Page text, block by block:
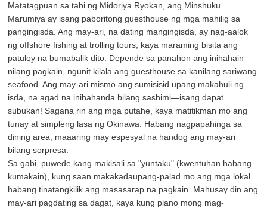
Matatagpuan sa tabi ng Midoriya Ryokan, ang Minshuku
Marumiya ay isang paboritong guesthouse ng mga mahilig sa
pangingisda. Ang may-ari, na dating mangingisda, ay nag-aalok
ng offshore fishing at trolling tours, kaya maraming bisita ang
patuloy na bumabalik dito. Depende sa panahon ang inihahain
nilang pagkain, ngunit kilala ang guesthouse sa kanilang sariwang
seafood. Ang may-ari mismo ang sumisisid upang makahuli ng
isda, na agad na inihahanda bilang sashimi—isang dapat
subukan! Sagana rin ang mga putahe, kaya matitikman mo ang
tunay at simpleng lasa ng Okinawa. Habang nagpapahinga sa
dining area, maaaring may espesyal na handog ang may-ari
bilang sorpresa.
Sa gabi, puwede kang makisali sa "yuntaku" (kwentuhan habang
kumakain), kung saan makakadaupang-palad mo ang mga lokal
habang tinatangkilik ang masasarap na pagkain. Mahusay din ang
may-ari pagdating sa dagat, kaya kung plano mong mag-